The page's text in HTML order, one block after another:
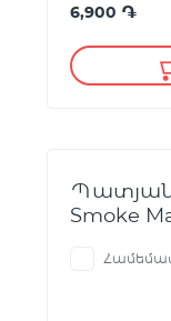
6,900 ֏
Պատյան
Smoke